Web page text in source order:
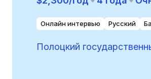
Онлайн интервью Русский
Полоцкий